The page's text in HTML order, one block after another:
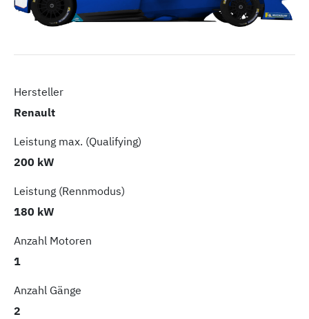
Hersteller
Renault
Leistung max. (Qualifying)
200 kW
Leistung (Rennmodus)
180 kW
Anzahl Motoren
1
Anzahl Gänge
2